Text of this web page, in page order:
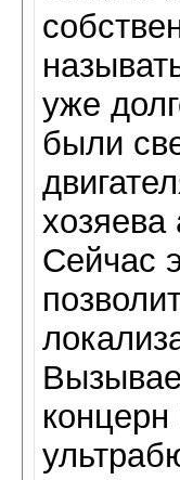
уже
были
хозяева
Сейчас